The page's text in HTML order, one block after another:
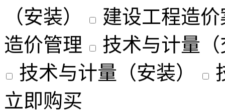
（安装）
建设工程造
造价管理
技术与计量
技术与计量（安装）
立即购买